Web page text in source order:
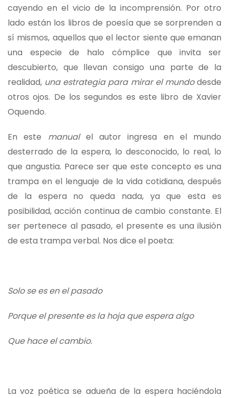
cayendo en el vicio de la incomprensión. Por otro
lado están los libros de poesía que se sorprenden a
sí mismos, aquellos que el lector siente que emanan
una especie de halo cómplice que invita ser
descubierto, que llevan consigo una parte de la
realidad, una estrategia para mirar el mundodesde
otros ojos. De los segundos es este libro de Xavier
Oquendo.
En este manual el autor ingresa en el mundo
desterrado de la espera, lo desconocido, lo real, lo
que angustia. Parece ser que este concepto es una
trampa en el lenguaje de la vida cotidiana, después
de la espera no queda nada, ya que esta es
posibilidad, acción continua de cambio constante. El
ser pertenece al pasado, el presente es una ilusión
de esta trampa verbal. Nos dice el poeta:
Solo se es en el pasado
Porque el presente es la hoja que espera algo
Que hace el cambio.
La voz poética se adueña de la espera haciéndola